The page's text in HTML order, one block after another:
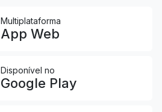
Multiplataforma
App Web
Disponível no
Google Play